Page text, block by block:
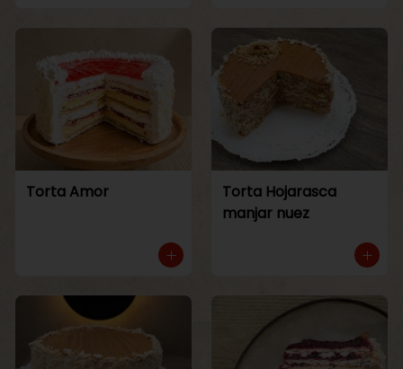
Torta Amor
Torta Hojarasca
manjar nuez